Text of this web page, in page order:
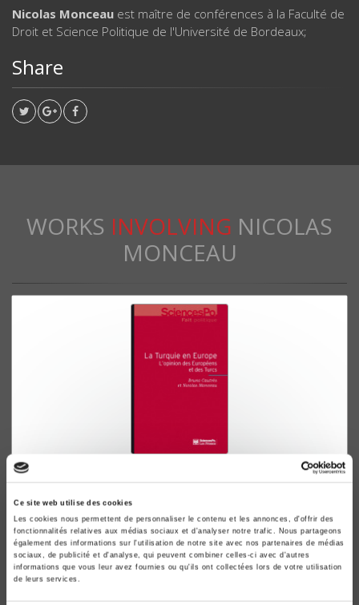
Ce site web utilise des cookies
Les cookies nous permettent de personnaliser le contenu et les annonces, d'offrir des
fonctionnalités relatives aux médias sociaux et d'analyser notre trafic. Nous partageons
également des informations sur l'utilisation de notre site avec nos partenaires de médias
sociaux, de publicité et d'analyse, qui peuvent combiner celles-ci avec d'autres
informations que vous leur avez fournies ou qu'ils ont collectées lors de votre utilisation
de leurs services.
Nicolas Monceau est maître de conférences à la Faculté de
Droit et Science Politique de l'Université de Bordeaux;
Share
WORKS INVOLVING NICOLAS
MONCEAU
La Turquie en Europe
L'opinion des Européens et des Turcs
Bruno Cautrès, Nicolas Monceau